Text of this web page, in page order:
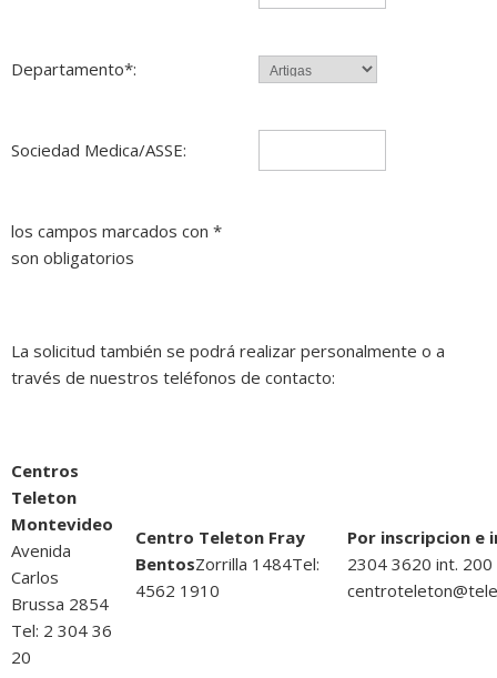
Departamento*:
Sociedad Medica/ASSE:
los campos marcados con *
son obligatorios
La solicitud también se podrá realizar personalmente o a
través de nuestros teléfonos de contacto:
Centros
Teleton
Montevideo
Avenida
Carlos
Brussa 2854
Tel: 2 304 36
20
Centro Teleton Fray
BentosZorrilla 1484Tel:
4562 1910
Por inscripcion e
2304 3620 int.